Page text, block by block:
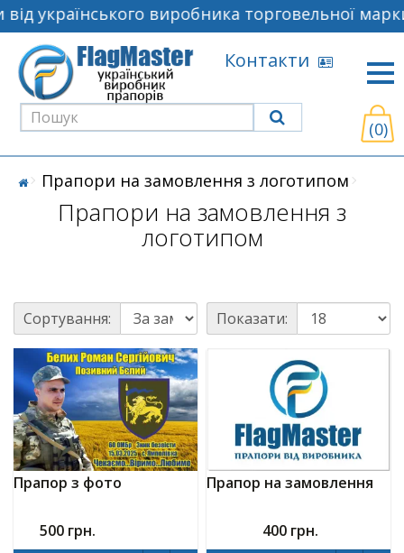
українського виробника торговельної
Контакти
(0)
Прапори на замовлення з логотипом
Прапори на замовлення з
логотипом
Сортування: Показати:
Прапор з фото
500 грн.
Прапор на замовлення
400 грн.